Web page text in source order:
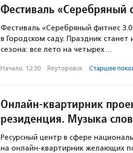
Фестиваль «Серебряный
Фестиваль «Серебряный фитнес
в Городском саду. Праздник станет
сезона: все лето на четырех…
Начало: 12:30 · Ялуторовск · Старшее
Онлайн-квартирник
резиденция. Музыка
Ресурсный центр в сфере
на онлайн-квартирник желающих